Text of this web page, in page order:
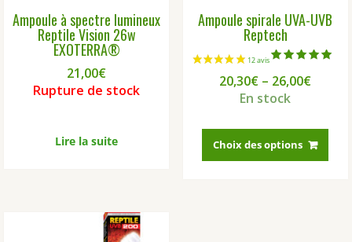
Ampoule à spectre lumineux
Reptile Vision 26w
EXOTERRA®
21,00€
Rupture de stock
Lire la suite
Ampoule spirale UVA-UVB
Reptech
5.00
sur 5
20,30€ – 26,00€
En stock
Choix des options
Ce
a